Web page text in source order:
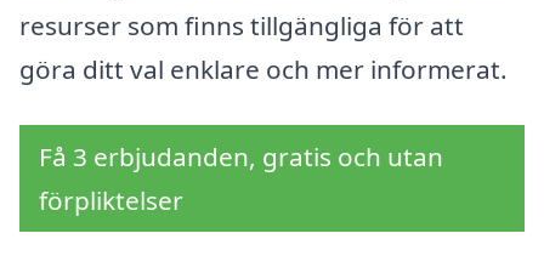
resurser som finns tillgängliga för att
göra ditt val enklare och mer informerat.
Få 3 erbjudanden, gratis och utan
förpliktelser